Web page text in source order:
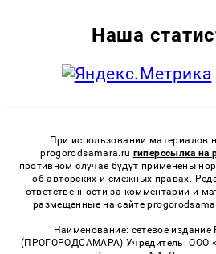
Наша
При использовании материалов
progorodsamara.ru гиперссылка на
противном случае будут применены
об авторских и смежных правах.
ответственности за комментарии и
размещенные на сайте
Наименование: сетевое издание
(ПРОГОРОДСАМАРА) Учредитель: ООО